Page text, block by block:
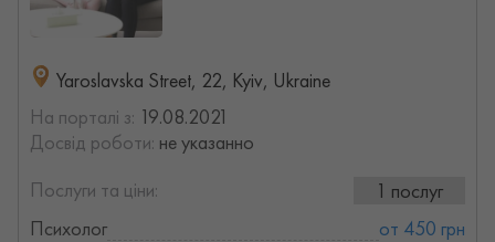
Yaroslavska Street, 22, Kyiv, Ukraine
На порталі з: 19.08.2021
Досвід роботи: не указанно
Послуги та ціни:
1 послуг
Психолог
от 450 грн